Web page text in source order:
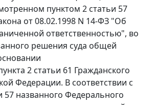
пунктом 2 статьи 57
от 08.02.1998 N 14-ФЗ "Об
ответственностью", во
решения суда общей
2 статьи 61 Гражданского
Федерации. В соответствии с
57 названного Федерального